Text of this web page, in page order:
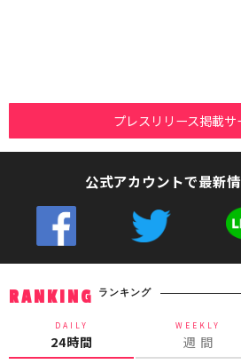
プレスリリース掲載サ
公式アカウントで最新
RANKING ランキング
DAILY
24時間
WEEKLY
週 間